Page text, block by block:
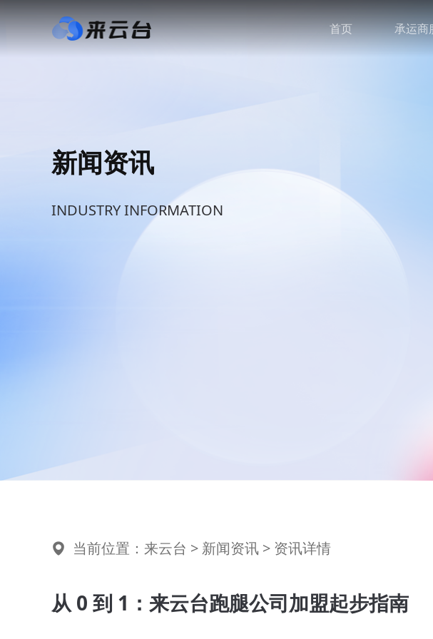
首页 承运商
新闻资讯
INDUSTRY INFORMATION
当前位置： 来云台 > 新闻资讯 > 资讯详情
从 0 到 1：来云台跑腿公司加盟起步指南